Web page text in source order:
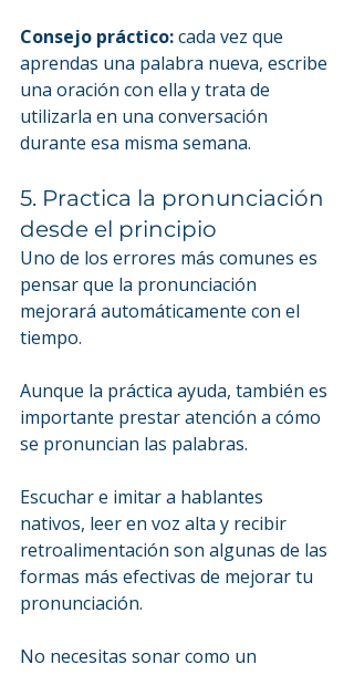
Consejo práctico: cada vez que
aprendas una palabra nueva, escribe
una oración con ella y trata de
utilizarla en una conversación
durante esa misma semana.
5. Practica la pronunciación
desde el principio
Uno de los errores más comunes es
pensar que la pronunciación
mejorará automáticamente con el
tiempo.
Aunque la práctica ayuda, también es
importante prestar atención a cómo
se pronuncian las palabras.
Escuchar e imitar a hablantes
nativos, leer en voz alta y recibir
retroalimentación son algunas de las
formas más efectivas de mejorar tu
pronunciación.
No necesitas sonar como un